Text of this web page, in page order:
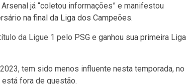
já “coletou informações” e manifestou
na final da Liga dos Campeões.
da Ligue 1 pelo PSG e ganhou sua primeira Liga
tem sido menos influente nesta temporada, no
fora de questão.